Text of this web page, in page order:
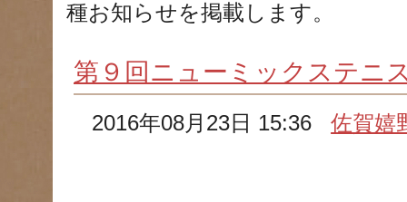
種お知らせを掲載します。
第９回ニューミックステニ
2016年08月23日 15:36佐賀嬉